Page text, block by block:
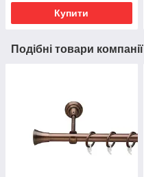
Купити
Подібні товари компанії